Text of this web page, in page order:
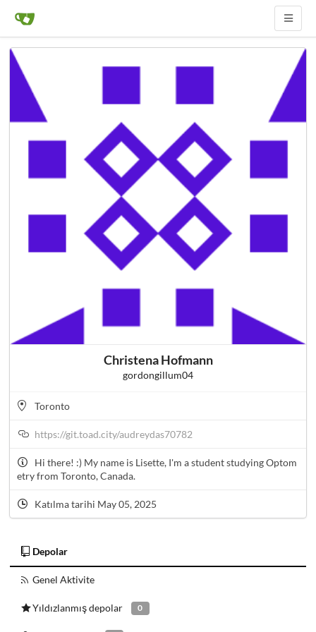
Christena Hofmann
gordongillum04
Toronto
https://git.toad.city/audreydas70782
Hi there! :) My name is Lisette, I'm a student studying Optom
etry from Toronto, Canada.
Katılma tarihi May 05, 2025
Depolar
Genel Aktivite
Yıldızlanmış depolar 0